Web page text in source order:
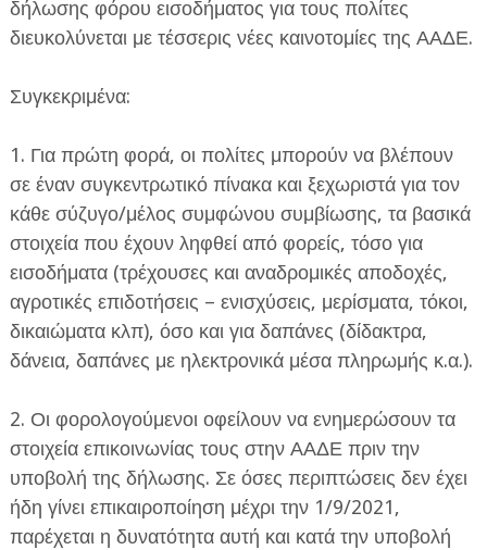
δήλωσης φόρου εισοδήματος για τους πολίτες
διευκολύνεται με τέσσερις νέες καινοτομίες της ΑΑΔΕ.
Συγκεκριμένα:
1. Για πρώτη φορά, οι πολίτες μπορούν να βλέπουν
σε έναν συγκεντρωτικό πίνακα και ξεχωριστά για τον
κάθε σύζυγο/μέλος συμφώνου συμβίωσης, τα βασικά
στοιχεία που έχουν ληφθεί από φορείς, τόσο για
εισοδήματα (τρέχουσες και αναδρομικές αποδοχές,
αγροτικές επιδοτήσεις – ενισχύσεις, μερίσματα, τόκοι,
δικαιώματα κλπ), όσο και για δαπάνες (δίδακτρα,
δάνεια, δαπάνες με ηλεκτρονικά μέσα πληρωμής κ.α.).
2. Οι φορολογούμενοι οφείλουν να ενημερώσουν τα
στοιχεία επικοινωνίας τους στην ΑΑΔΕ πριν την
υποβολή της δήλωσης. Σε όσες περιπτώσεις δεν έχει
ήδη γίνει επικαιροποίηση μέχρι την 1/9/2021,
παρέχεται η δυνατότητα αυτή και κατά την υποβολή